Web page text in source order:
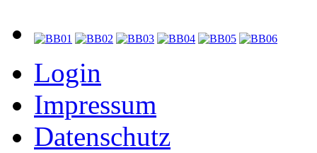
Login
Impressum
Datenschutz